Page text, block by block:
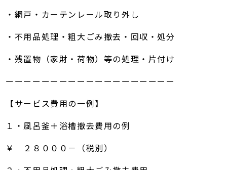
・網戸・カーテンレール取り外し
・不用品処理・粗大ごみ撤去・回収・処分
・残置物（家財・荷物）等の処理・片付け
ーーーーーーーーーーーーーーーーーーー
【サービス費用の一例】
１・風呂釜＋浴槽撤去費用の例
￥ ２８０００－（税別）